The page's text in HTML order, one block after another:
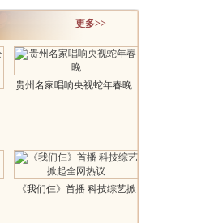
更多>>
贵州名家唱响央视蛇年春晚..
《我们仨》首播 科技综艺掀